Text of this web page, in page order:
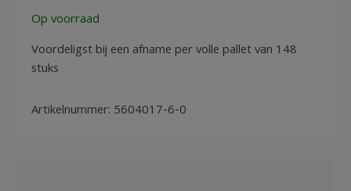
Op voorraad
Voordeligst bij een afname per volle pallet van 148
stuks
Artikelnummer: 5604017-6-0